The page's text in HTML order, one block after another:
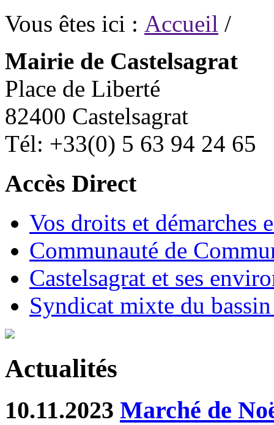
Vous êtes ici : Accueil /
Mairie de Castelsagrat
Place de Liberté
82400 Castelsagrat
Tél: +33(0) 5 63 94 24 65
Accès Direct
Vos droits et démarches
Communauté de
Castelsagrat et ses
Syndicat mixte du
Actualités
10.11.2023 Marché de